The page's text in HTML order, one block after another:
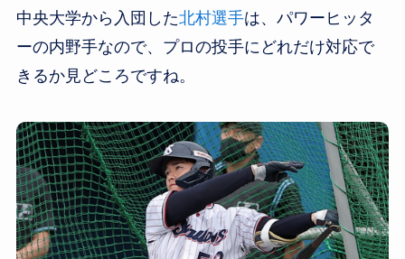
中央大学から入団した北村選手は、パワーヒッタ
ーの内野手なので、プロの投手にどれだけ対応で
きるか見どころですね。